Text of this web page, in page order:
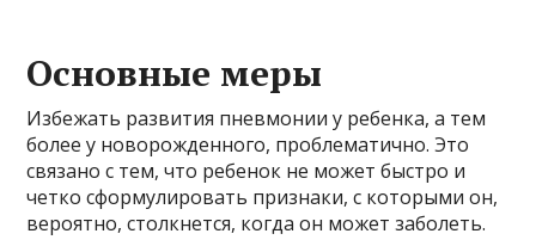
Основные меры
Избежать развития пневмонии у ребенка, а тем
более у новорожденного, проблематично. Это
связано с тем, что ребенок не может быстро и
четко сформулировать признаки, с которыми он,
вероятно, столкнется, когда он может заболеть.